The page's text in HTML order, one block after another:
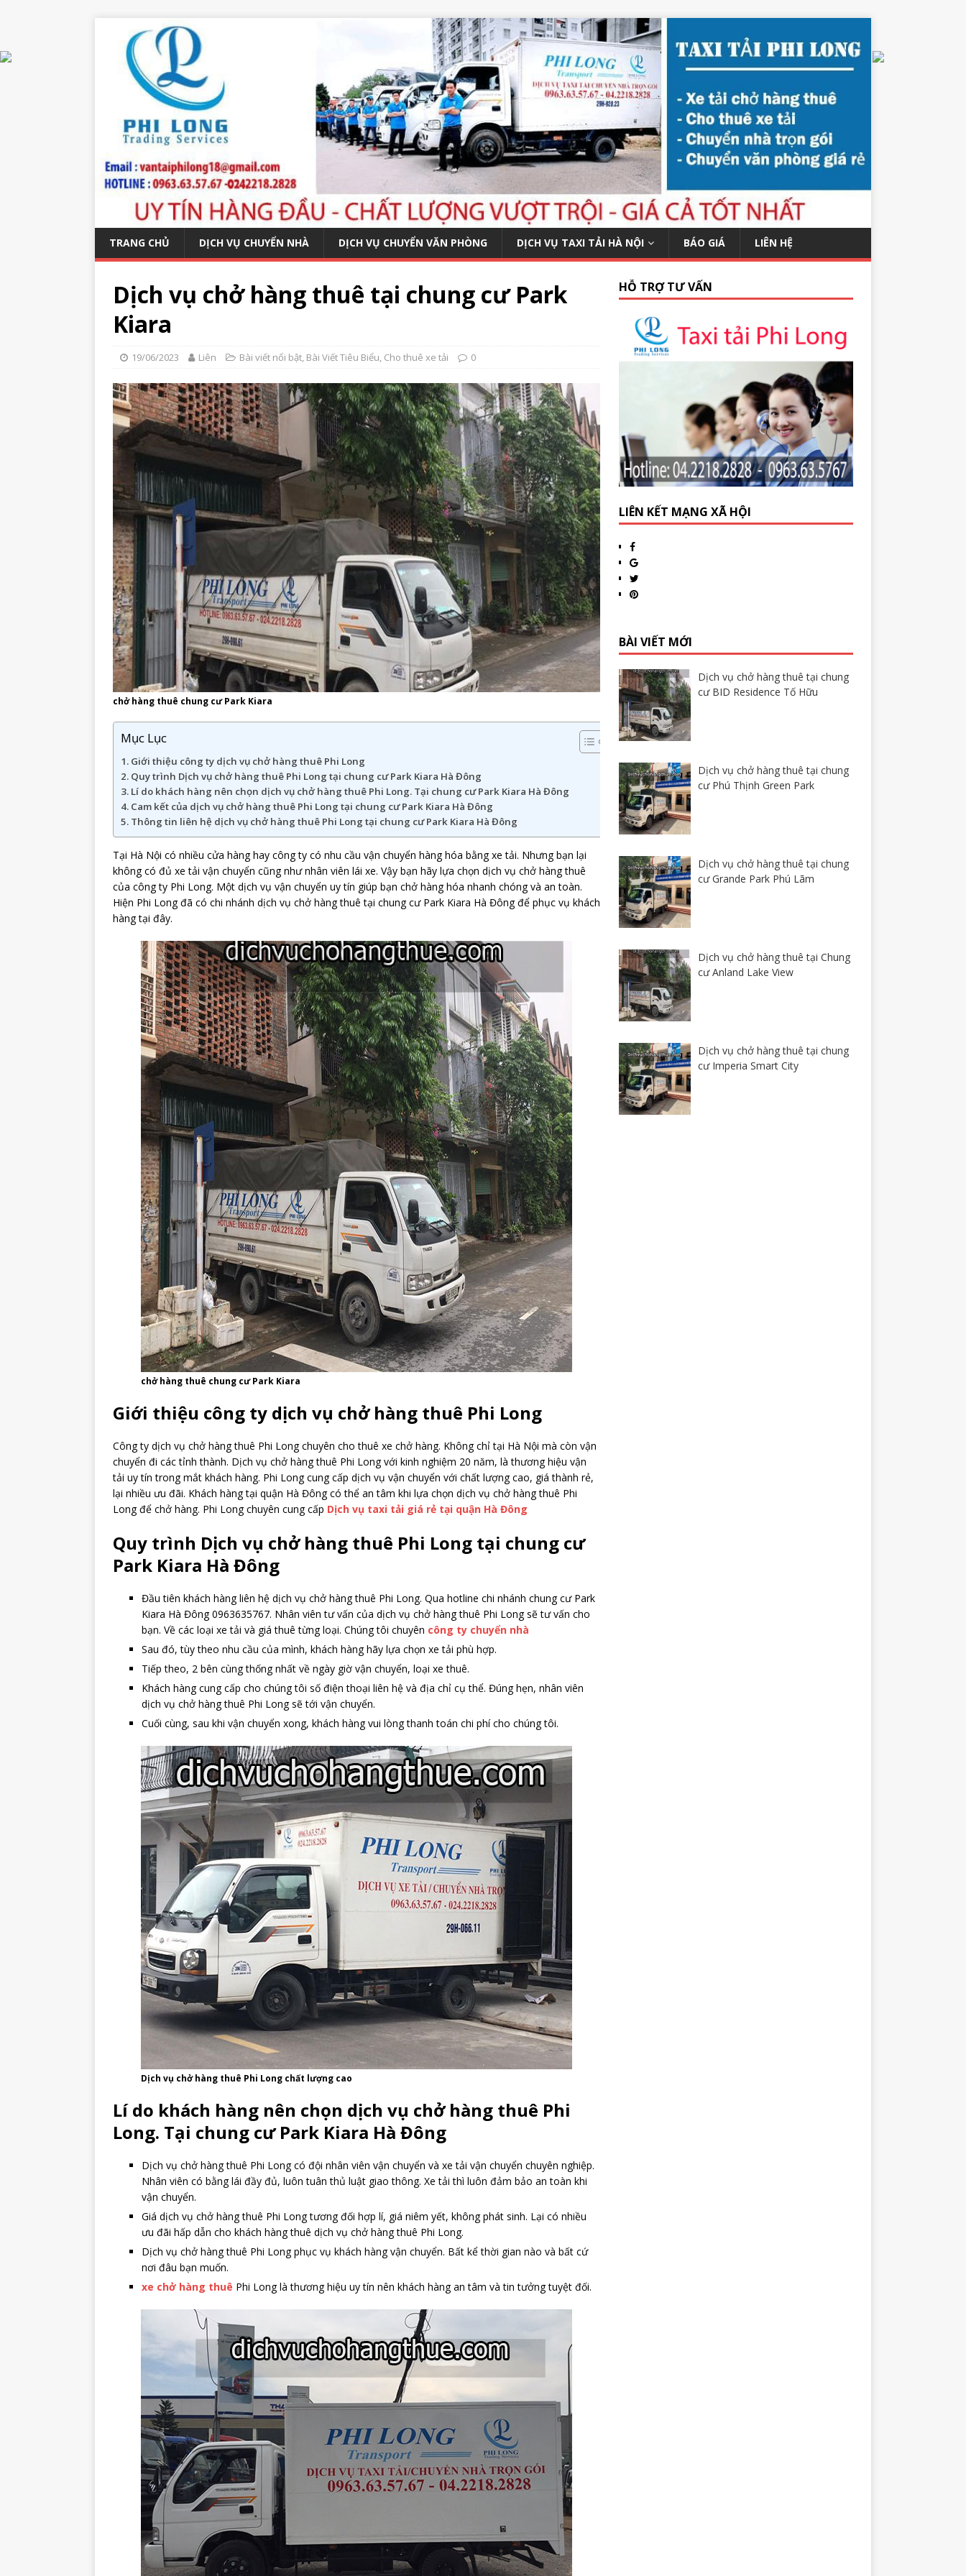
TRANG CHỦ DỊCH VỤ CHUYỂN NHÀ DỊCH VỤ CHUYỂN VĂN PHÒNG DỊCH VỤ TAXI TẢI HÀ NỘI BÁO GIÁ LIÊN HỆ
Dịch vụ chở hàng thuê tại chung cư Park
Kiara
19/06/2023 Liên Bài viết nổi bật, Bài Viết Tiêu Biểu, Cho thuê xe tải 0
chở hàng thuê chung cư Park Kiara
Mục Lục
Giới thiệu công ty dịch vụ chở hàng thuê Phi Long
Quy trình Dịch vụ chở hàng thuê Phi Long tại chung cư Park Kiara Hà Đông
Lí do khách hàng nên chọn dịch vụ chở hàng thuê Phi Long. Tại chung cư Park Kiara Hà Đông
Cam kết của dịch vụ chở hàng thuê Phi Long tại chung cư Park Kiara Hà Đông
Thông tin liên hệ dịch vụ chở hàng thuê Phi Long tại chung cư Park Kiara Hà Đông
Tại Hà Nội có nhiều cửa hàng hay công ty có nhu cầu vận chuyển hàng hóa bằng xe tải. Nhưng bạn lại
không có đủ xe tải vận chuyển cũng như nhân viên lái xe. Vậy bạn hãy lựa chọn dịch vụ chở hàng thuê
của công ty Phi Long. Một dịch vụ vận chuyển uy tín giúp bạn chở hàng hóa nhanh chóng và an toàn.
Hiện Phi Long đã có chi nhánh dịch vụ chở hàng thuê tại chung cư Park Kiara Hà Đông để phục vụ khách
hàng tại đây.
chở hàng thuê chung cư Park Kiara
Giới thiệu công ty dịch vụ chở hàng thuê Phi Long
Công ty dịch vụ chở hàng thuê Phi Long chuyên cho thuê xe chở hàng. Không chỉ tại Hà Nội mà còn vận
chuyển đi các tỉnh thành. Dịch vụ chở hàng thuê Phi Long với kinh nghiệm 20 năm, là thương hiệu vận
tải uy tín trong mắt khách hàng. Phi Long cung cấp dịch vụ vận chuyển với chất lượng cao, giá thành rẻ,
lại nhiều ưu đãi. Khách hàng tại quận Hà Đông có thể an tâm khi lựa chọn dịch vụ chở hàng thuê Phi
Long để chở hàng. Phi Long chuyên cung cấp Dịch vụ taxi tải giá rẻ tại quận Hà Đông
Quy trình Dịch vụ chở hàng thuê Phi Long tại chung cư
Park Kiara Hà Đông
Đầu tiên khách hàng liên hệ dịch vụ chở hàng thuê Phi Long. Qua hotline chi nhánh chung cư Park
Kiara Hà Đông 0963635767. Nhân viên tư vấn của dịch vụ chở hàng thuê Phi Long sẽ tư vấn cho
bạn. Về các loại xe tải và giá thuê từng loại. Chúng tôi chuyên công ty chuyển nhà
Sau đó, tùy theo nhu cầu của mình, khách hàng hãy lựa chọn xe tải phù hợp.
Tiếp theo, 2 bên cùng thống nhất về ngày giờ vận chuyển, loại xe thuê.
Khách hàng cung cấp cho chúng tôi số điện thoại liên hệ và địa chỉ cụ thể. Đúng hẹn, nhân viên
dịch vụ chở hàng thuê Phi Long sẽ tới vận chuyển.
Cuối cùng, sau khi vận chuyển xong, khách hàng vui lòng thanh toán chi phí cho chúng tôi.
Dịch vụ chở hàng thuê Phi Long chất lượng cao
Lí do khách hàng nên chọn dịch vụ chở hàng thuê Phi
Long. Tại chung cư Park Kiara Hà Đông
Dịch vụ chở hàng thuê Phi Long có đội nhân viên vận chuyển và xe tải vận chuyển chuyên nghiệp.
Nhân viên có bằng lái đầy đủ, luôn tuân thủ luật giao thông. Xe tải thì luôn đảm bảo an toàn khi
vận chuyển.
Giá dịch vụ chở hàng thuê Phi Long tương đối hợp lí, giá niêm yết, không phát sinh. Lại có nhiều
ưu đãi hấp dẫn cho khách hàng thuê dịch vụ chở hàng thuê Phi Long.
Dịch vụ chở hàng thuê Phi Long phục vụ khách hàng vận chuyển. Bất kể thời gian nào và bất cứ
nơi đâu bạn muốn.
xe chở hàng thuê Phi Long là thương hiệu uy tín nên khách hàng an tâm và tin tưởng tuyệt đối.
HỖ TRỢ TƯ VẤN
LIÊN KẾT MẠNG XÃ HỘI
BÀI VIẾT MỚI
Dịch vụ chở hàng thuê tại chung
cư BID Residence Tố Hữu
Dịch vụ chở hàng thuê tại chung
cư Phú Thịnh Green Park
Dịch vụ chở hàng thuê tại chung
cư Grande Park Phú Lãm
Dịch vụ chở hàng thuê tại Chung
cư Anland Lake View
Dịch vụ chở hàng thuê tại chung
cư Imperia Smart City